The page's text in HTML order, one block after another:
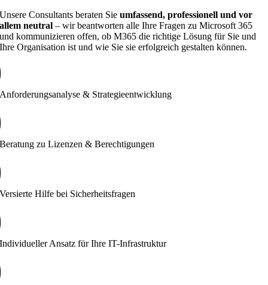
Unsere Consultants beraten Sieumfassend, professionell und vor
allem neutral – wir beantworten alle Ihre Fragen zu Microsoft 365
und kommunizieren offen, ob M365 die richtige Lösung für Sie und
Ihre Organisation ist und wie Sie sie erfolgreich gestalten können.
Anforderungsanalyse & Strategieentwicklung
Beratung zu Lizenzen & Berechtigungen
Versierte Hilfe bei Sicherheitsfragen
Individueller Ansatz für Ihre IT-Infrastruktur